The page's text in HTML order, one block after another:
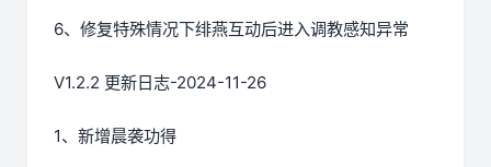
6、修复特殊情况下绯燕互动后进入调教感知异常
V1.2.2 更新日志-2024-11-26
1、新增晨袭功得